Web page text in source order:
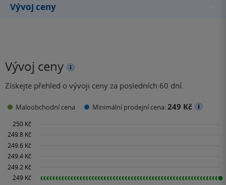
Vývoj ceny
Vývoj ceny
Získejte přehled o vývoji ceny za posledních 60 dní.
Maloobchodní cena Minimální prodejní cena:249 Kč